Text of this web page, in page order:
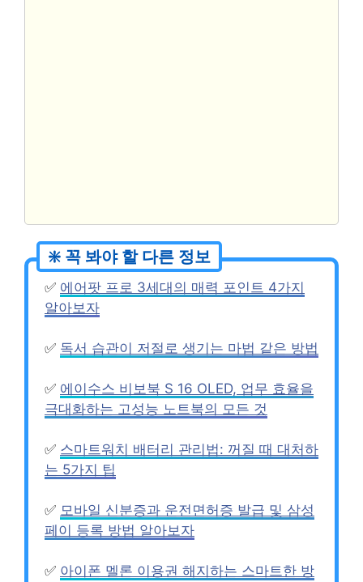
✅ 에어팟 프로 3세대의 매력 포인트 4가지
알아보자
✅ 독서 습관이 저절로 생기는 마법 같은 방법
✅ 에이수스 비보북 S 16 OLED, 업무 효율을
극대화하는 고성능 노트북의 모든 것
✅ 스마트워치 배터리 관리법: 꺼질 때 대처하
는 5가지 팁
✅ 모바일 신분증과 운전면허증 발급 및 삼성
페이 등록 방법 알아보자
✅ 아이폰 멜론 이용권 해지하는 스마트한 방